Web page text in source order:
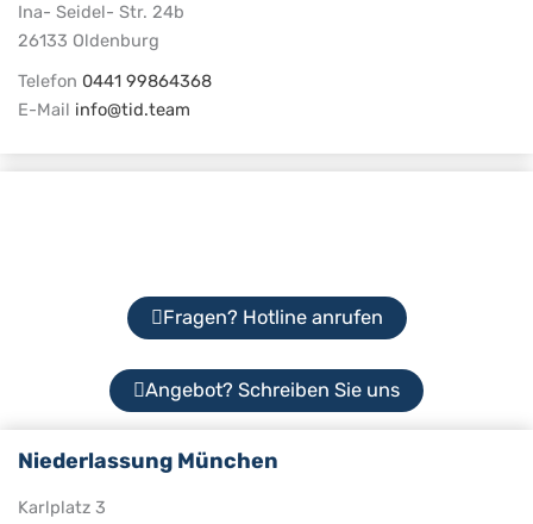
Ina- Seidel- Str. 24b
26133 Oldenburg
Telefon 0441 99864368
E-Mail info@tid.team
Fragen? Hotline anrufen
Angebot? Schreiben Sie uns
Niederlassung München
Karlplatz 3